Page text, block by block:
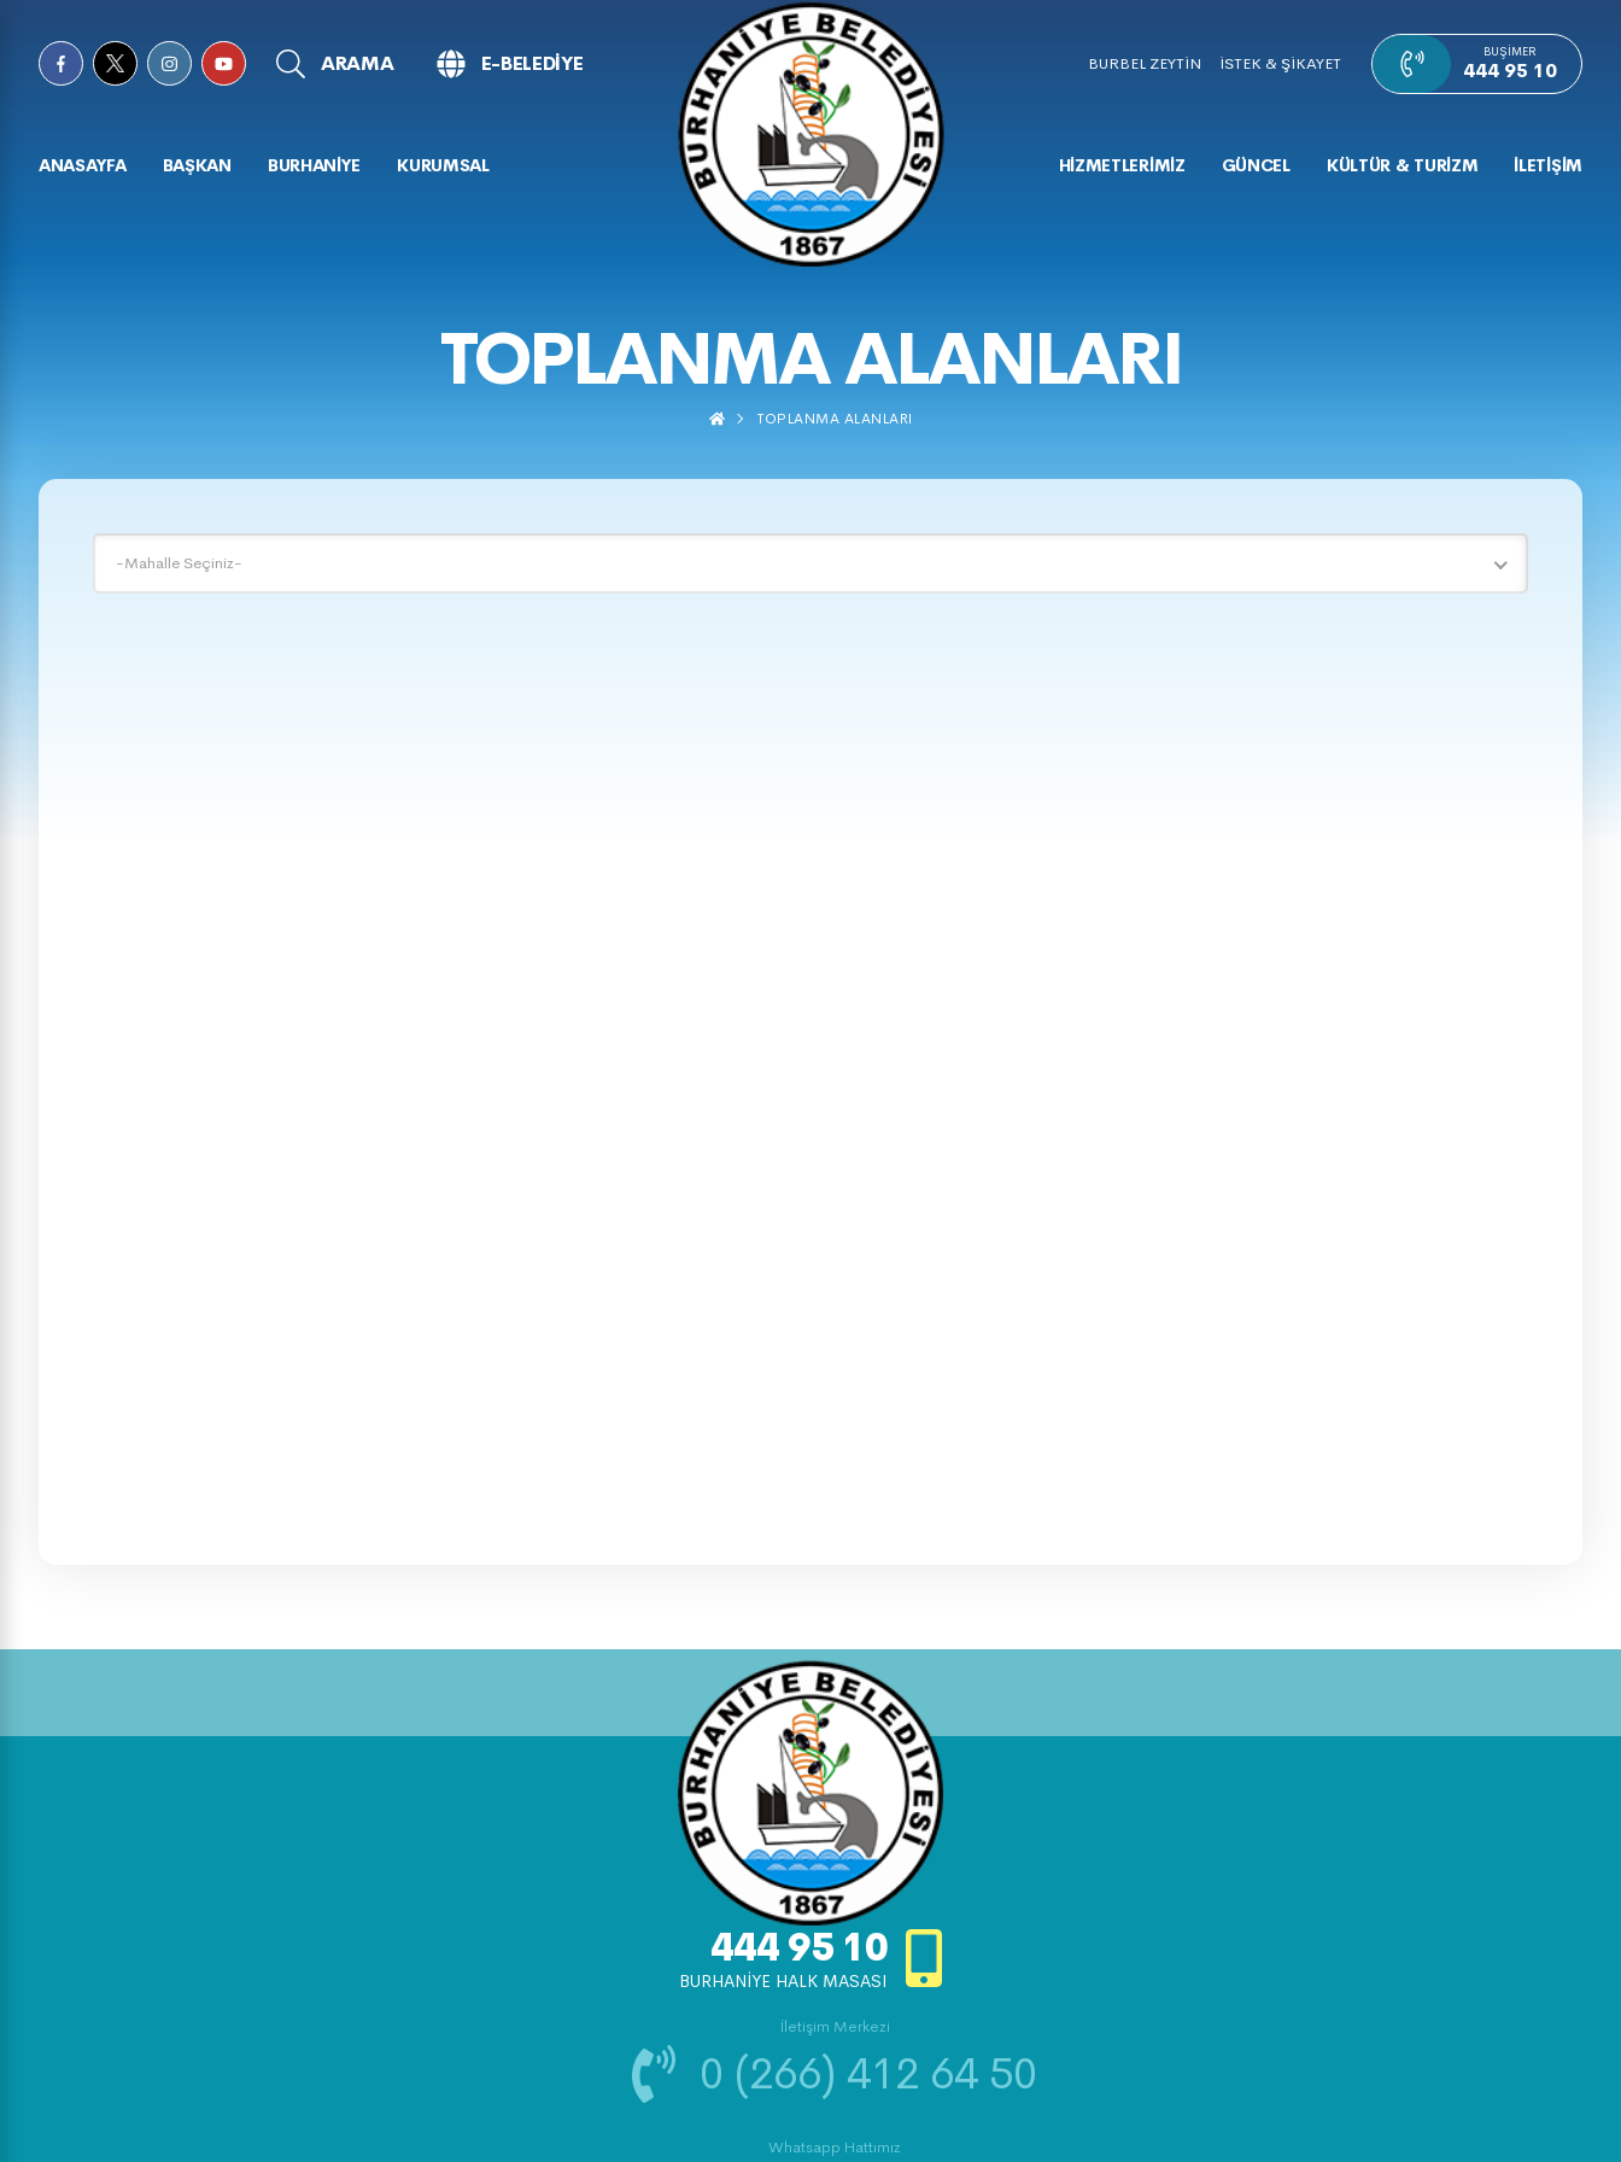
ARAMA E-BELEDİYE BURBEL ZEYTİN İSTEK & ŞİKAYET
BUŞIMER
444 95 10
ANASAYFA BAŞKAN BURHANİYE KURUMSAL HİZMETLERİMİZ GÜNCEL KÜLTÜR & TURİZM İLETİŞİM
TOPLANMA ALANLARI
TOPLANMA ALANLARI
-Mahalle Seçiniz-
444 95 10
BURHANİYE HALK MASASI
İletişim Merkezi
0 (266) 412 64 50
Whatsapp Hattımız